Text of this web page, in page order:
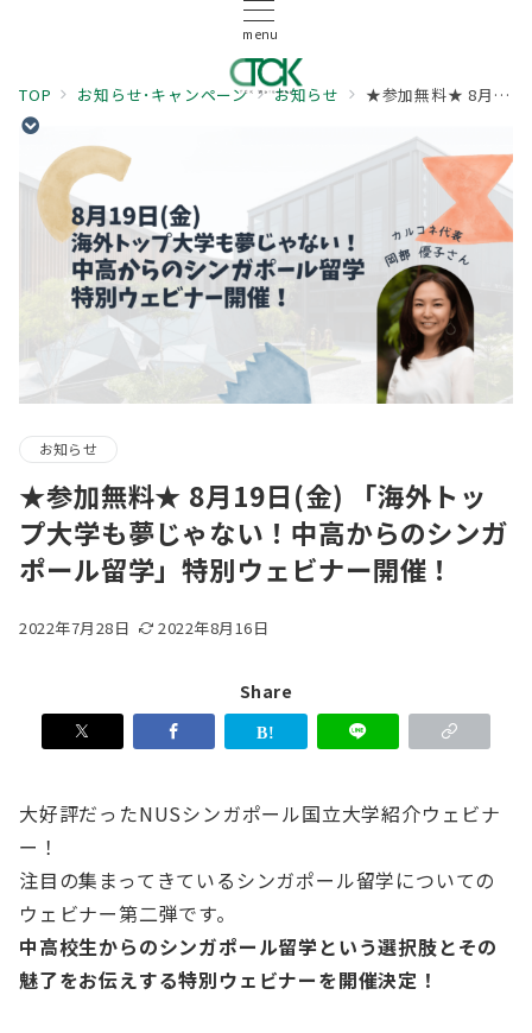
menu
TOP お知らせ･キャンペーン お知らせ ★参加無料★ 8月19日(金) 「海外トップ大学も夢じゃない！中高からのシンガポール留学」特別ウェビナー開催！
お知らせ
★参加無料★ 8月19日(金) 「海外トッ
プ大学も夢じゃない！中高からのシンガ
ポール留学」特別ウェビナー開催！
2022年7月28日 2022年8月16日
Share
大好評だったNUSシンガポール国立大学紹介ウェビナ
ー！
注目の集まってきているシンガポール留学についての
ウェビナー第二弾です。
中高校生からのシンガポール留学という選択肢とその
魅了をお伝えする特別ウェビナーを開催決定！